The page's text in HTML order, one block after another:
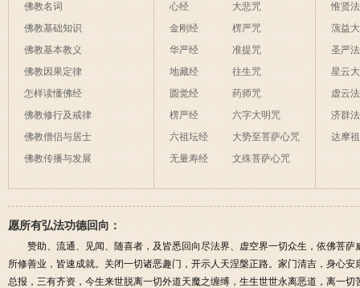
佛教名词
佛教基础知识
佛教基本教义
佛教因果定律
怎样读懂佛经
佛教修行及戒律
佛教僧侣与居士
佛教传播与发展
心经
金刚经
华严经
地藏经
圆觉经
楞严经
六祖坛经
无量寿经
大悲咒
楞严咒
准提咒
往生咒
药师咒
六字大明咒
大势至菩萨心咒
文殊菩萨心咒
惟贤
蕅益
圣严
星云
虚云
济群
达摩
愿所有弘法功德回向：
赞助、流通、见闻、随喜者，及皆悉回向尽法界、虚空界一切众生，依佛菩
所修善业，皆速成就。关闭一切诸恶趣门，开示人天涅槃正路。家门清吉，身心
总报，三有齐资，今生来世脱离一切外道天魔之缠缚，生生世世永离恶道，离一